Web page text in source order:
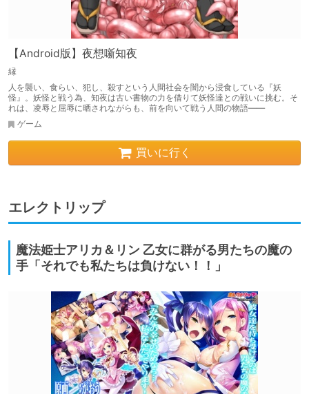
【Android版】夜想噺知夜
縁
人を襲い、食らい、犯し、殺すという人間社会を闇から浸食している『妖
怪』。妖怪と戦う為、知夜は古い書物の力を借りて妖怪達との戦いに挑む。そ
れは、凌辱と屈辱に晒されながらも、前を向いて戦う人間の物語――
ゲーム
買いに行く
エレクトリップ
魔法姫士アリカ＆リン 乙女に群がる男たちの魔の
手「それでも私たちは負けない！！」